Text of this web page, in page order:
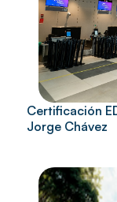
Certificación
Jorge Chávez